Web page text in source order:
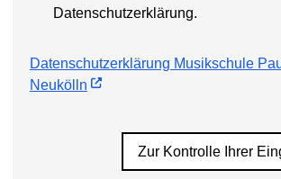
Datenschutzerklärung.
Datenschutzerklärung Musikschule
Neukölln
Zur Kontrolle Ihrer